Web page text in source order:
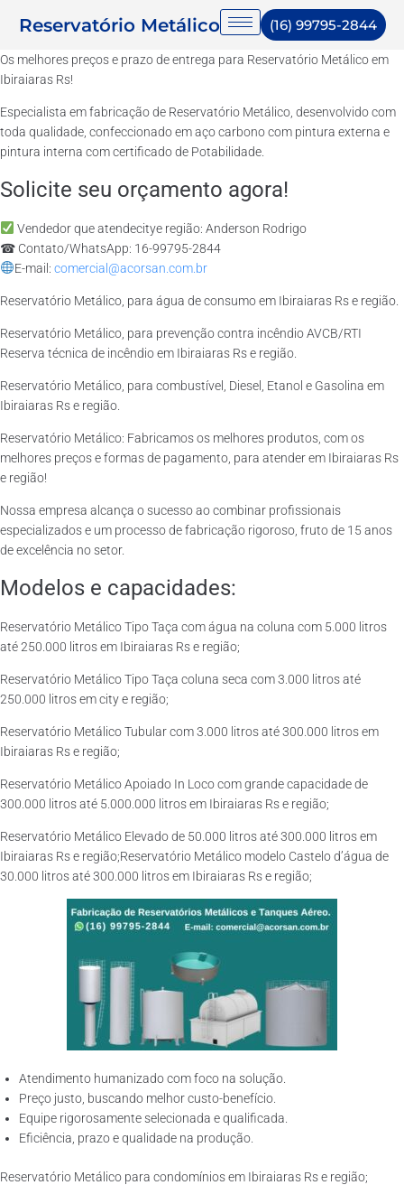
Reservatório Metálico (16) 99795-2844
Os melhores preços e prazo de entrega para Reservatório Metálico em
Ibiraiaras Rs!
Especialista em fabricação de Reservatório Metálico, desenvolvido com
toda qualidade, confeccionado em aço carbono com pintura externa e
pintura interna com certificado de Potabilidade.
Solicite seu orçamento agora!
Vendedor que atendecitye região: Anderson Rodrigo
☎ Contato/WhatsApp: 16-99795-2844
E-mail: comercial@acorsan.com.br
Reservatório Metálico, para água de consumo em Ibiraiaras Rs e região.
Reservatório Metálico, para prevenção contra incêndio AVCB/RTI
Reserva técnica de incêndio em Ibiraiaras Rs e região.
Reservatório Metálico, para combustível, Diesel, Etanol e Gasolina em
Ibiraiaras Rs e região.
Reservatório Metálico: Fabricamos os melhores produtos, com os
melhores preços e formas de pagamento, para atender em Ibiraiaras Rs
e região!
Nossa empresa alcança o sucesso ao combinar profissionais
especializados e um processo de fabricação rigoroso, fruto de 15 anos
de excelência no setor.
Modelos e capacidades:
Reservatório Metálico Tipo Taça com água na coluna com 5.000 litros
até 250.000 litros em Ibiraiaras Rs e região;
Reservatório Metálico Tipo Taça coluna seca com 3.000 litros até
250.000 litros em city e região;
Reservatório Metálico Tubular com 3.000 litros até 300.000 litros em
Ibiraiaras Rs e região;
Reservatório Metálico Apoiado In Loco com grande capacidade de
300.000 litros até 5.000.000 litros em Ibiraiaras Rs e região;
Reservatório Metálico Elevado de 50.000 litros até 300.000 litros em
Ibiraiaras Rs e região;Reservatório Metálico modelo Castelo d’água de
30.000 litros até 300.000 litros em Ibiraiaras Rs e região;
Atendimento humanizado com foco na solução.
Preço justo, buscando melhor custo-benefício.
Equipe rigorosamente selecionada e qualificada.
Eficiência, prazo e qualidade na produção.
Reservatório Metálico para condomínios em Ibiraiaras Rs e região;